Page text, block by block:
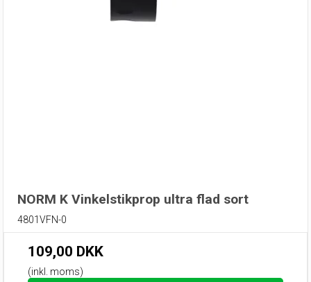
NORM K Vinkelstikprop ultra flad sort
4801VFN-0
109,00 DKK
(inkl. moms)